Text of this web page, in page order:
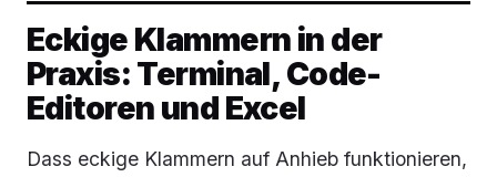
Eckige Klammern in der
Praxis: Terminal, Code-
Editoren und Excel
Dass eckige Klammern auf Anhieb funktionieren,